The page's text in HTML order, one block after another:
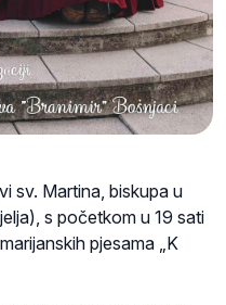
sv. Martina, biskupa u
s početkom u 19 sati
pjesama „K